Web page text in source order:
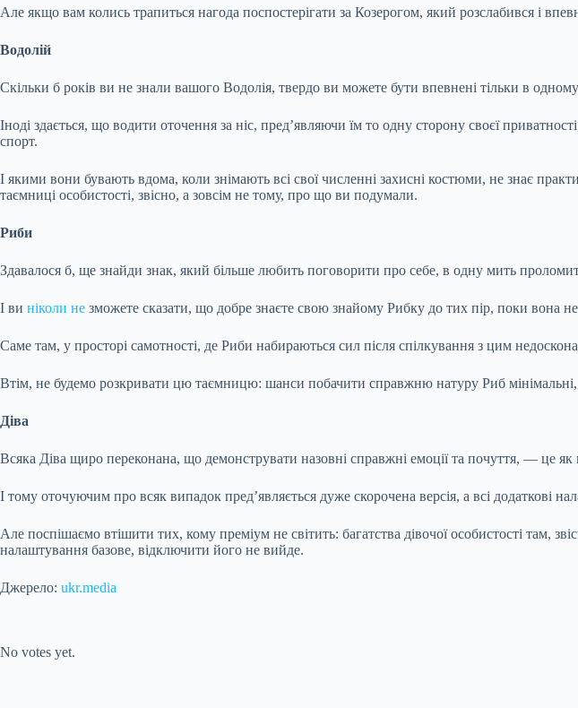
Але якщо вам колись трапиться нагода поспостерігати за Козерогом, який розслабився і
Водолій
Скільки б років ви не знали вашого Водолія, твердо ви можете бути впевнені тільки в
Іноді здається, що водити оточення за ніс, пред’являючи їм то одну сторону своєї
спорт.
І якими вони бувають вдома, коли знімають всі свої численні захисні костюми, не знає
таємниці особистості, звісно, а зовсім не тому, про що ви подумали.
Риби
Здавалося б, ще знайди знак, який більше любить поговорити про себе, в одну мить
І ви ніколи не зможете сказати, що добре знаєте свою знайому Рибку до тих пір, поки вона
Саме там, у просторі самотності, де Риби набираються сил після спілкування з цим
Втім, не будемо розкривати цю таємницю: шанси побачити справжню натуру Риб
Діва
Всяка Діва щиро переконана, що демонструвати назовні справжні емоції та почуття, — це
І тому оточуючим про всяк випадок пред’являється дуже скорочена версія, а всі додаткові
Але поспішаємо втішити тих, кому преміум не світить: багатства дівочої особистості там,
налаштування базове, відключити його не вийде.
Джерело: ukr.media
No votes yet.